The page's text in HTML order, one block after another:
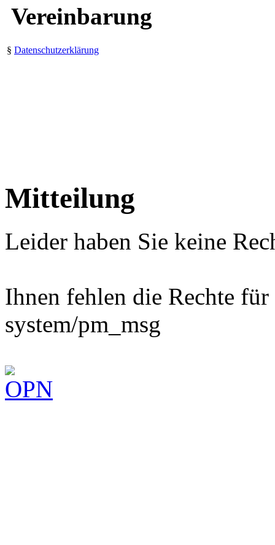
Vereinbarung
§ Datenschutzerklärung
Mitteilung
Leider haben Sie keine
Ihnen fehlen die Rechte
system/pm_msg